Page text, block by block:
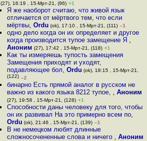
(27), 16:19 , 15-Мрт-21, (96) +1
Я же наоборот считаю, что живой язык
отличается от мёртвого тем, что если
мёртвы, Ordu (ok), 17:10 , 15-Мрт-21, (111) –1
одно дело когда он их определяет и другое
когда производится тупое замещение Я ,
Аноним (27), 17:42 , 15-Мрт-21, (118) +1
Как ты измеряешь тупость замещения
Замещения приходят и уходят,
подавляющее бол, Ordu (ok), 18:15 , 15-Мрт-21,
(122) –2
бинарно Есть прямой аналог в русском не
важно из какого языка 8212 тупое, , Аноним
(27), 19:58 , 15-Мрт-21, (128) +1
Способности даны человеку для того, чтобы
он их развивал На это примерно всем по,
Ordu (ok), 21:46 , 15-Мрт-21, (139) –1
В не немецком любят длинные
сложносочененные слова и ничего , Аноним